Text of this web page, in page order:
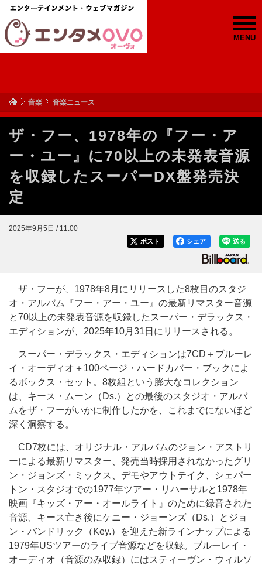
MENU
音楽 音楽ニュース
ザ・フー、1978年の『フー・ア
ー・ユー』に70以上の未発表音源
を収録したスーパーDX盤発売決
定
2025年9月5日 / 11:00
送る
シェア
ポスト
ザ・フーが、1978年8月にリリースした8枚目のスタジ
オ・アルバム『フー・アー・ユー』の最新リマスター音源
と70以上の未発表音源を収録したスーパー・デラックス・
エディションが、2025年10月31日にリリースされる。
スーパー・デラックス・エディションは7CD＋ブルーレ
イ・オーディオ＋100ページ・ハードカバー・ブックによ
るボックス・セット。8枚組という膨大なコレクション
は、キース・ムーン（Ds.）との最後のスタジオ・アルバ
ムをザ・フーがいかに制作したかを、これまでにないほど
深く洞察する。
CD7枚には、オリジナル・アルバムのジョン・アストリ
ーによる最新リマスター、発売当時採用されなかったグリ
ン・ジョンズ・ミックス、デモやアウトテイク、シェパー
トン・スタジオでの1977年ツアー・リハーサルと1978年
映画『キッズ・アー・オールライト』のために録音された
音源、キース亡き後にケニー・ジョーンズ（Ds.）とジョ
ン・バンドリック（Key.）を迎えた新ラインナップによる
1979年USツアーのライブ音源などを収録。ブルーレイ・
オーディオ（音源のみ収録）にはスティーヴン・ウィルソ